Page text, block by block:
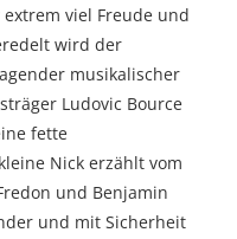
viel Freude und
wird der
musikalischer
Ludovic Bource
fette
Nick erzählt vom
und Benjamin
und mit Sicherheit